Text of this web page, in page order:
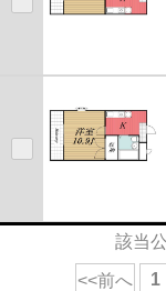
該当
<<前へ 1